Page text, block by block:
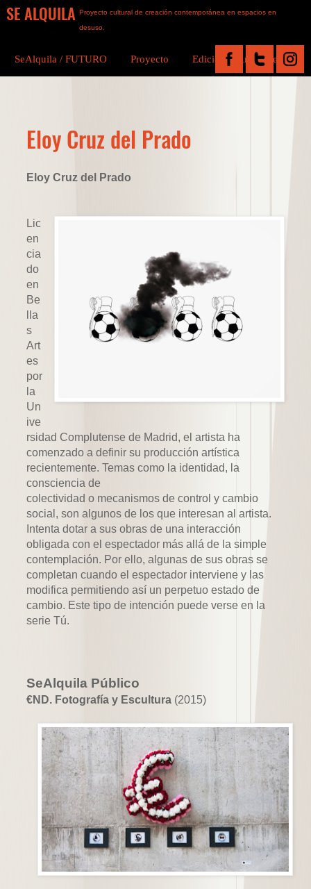
SE ALQUILA Proyecto cultural de creación contemporánea en espacios en
desuso.
SeAlquila / FUTURO Proyecto Ediciones Anteriores
Eloy Cruz del Prado
Eloy Cruz del Prado
Lic
en
cia
do
en
Be
lla
s
Art
es
por
la
Un
ive
rsidad Complutense de Madrid, el artista ha
comenzado a definir su producción artística
recientemente. Temas como la identidad, la
consciencia de
colectividad o mecanismos de control y cambio
social, son algunos de los que interesan al artista.
Intenta dotar a sus obras de una interacción
obligada con el espectador más allá de la simple
contemplación. Por ello, algunas de sus obras se
completan cuando el espectador interviene y las
modifica permitiendo así un perpetuo estado de
cambio. Este tipo de intención puede verse en la
serie Tú.
SeAlquila Público
€ND. Fotografía y Escultura (2015)